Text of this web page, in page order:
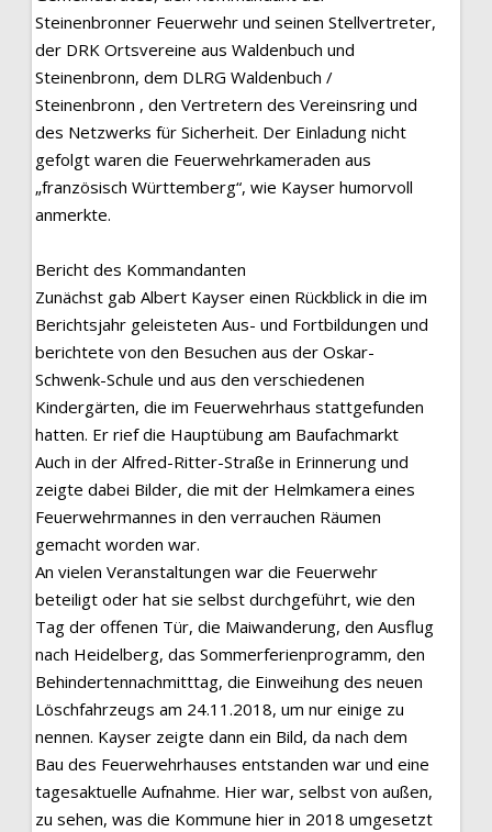
Steinenbronner Feuerwehr und seinen Stellvertreter,
der DRK Ortsvereine aus Waldenbuch und
Steinenbronn, dem DLRG Waldenbuch /
Steinenbronn , den Vertretern des Vereinsring und
des Netzwerks für Sicherheit. Der Einladung nicht
gefolgt waren die Feuerwehrkameraden aus
„französisch Württemberg“, wie Kayser humorvoll
anmerkte.
Bericht des Kommandanten
Zunächst gab Albert Kayser einen Rückblick in die im
Berichtsjahr geleisteten Aus- und Fortbildungen und
berichtete von den Besuchen aus der Oskar-
Schwenk-Schule und aus den verschiedenen
Kindergärten, die im Feuerwehrhaus stattgefunden
hatten. Er rief die Hauptübung am Baufachmarkt
Auch in der Alfred-Ritter-Straße in Erinnerung und
zeigte dabei Bilder, die mit der Helmkamera eines
Feuerwehrmannes in den verrauchen Räumen
gemacht worden war.
An vielen Veranstaltungen war die Feuerwehr
beteiligt oder hat sie selbst durchgeführt, wie den
Tag der offenen Tür, die Maiwanderung, den Ausflug
nach Heidelberg, das Sommerferienprogramm, den
Behindertennachmitttag, die Einweihung des neuen
Löschfahrzeugs am 24.11.2018, um nur einige zu
nennen. Kayser zeigte dann ein Bild, da nach dem
Bau des Feuerwehrhauses entstanden war und eine
tagesaktuelle Aufnahme. Hier war, selbst von außen,
zu sehen, was die Kommune hier in 2018 umgesetzt